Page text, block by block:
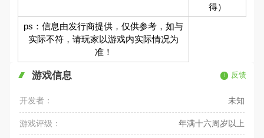
得）
ps：信息由发行商提供，仅供参考，如与
实际不符，请玩家以游戏内实际情况为
准！
游戏信息 反馈
开发者： 未知
游戏评级： 年满十六周岁以上